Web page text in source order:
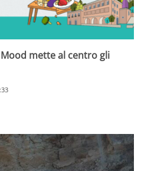
mette al centro gli